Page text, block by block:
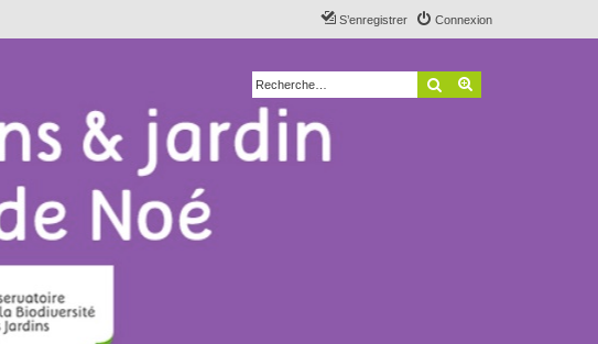
Connexion
S’enregistrer
Rechercher